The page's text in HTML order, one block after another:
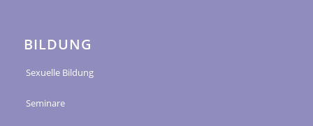
BILDUNG
Sexuelle Bildung
Seminare